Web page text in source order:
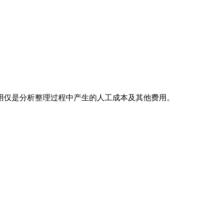
是分析整理过程中产生的人工成本及其他费用。